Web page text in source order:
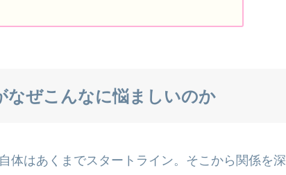
なぜこんなに悩ましいのか
体はあくまでスタートライン。そこから関係を深